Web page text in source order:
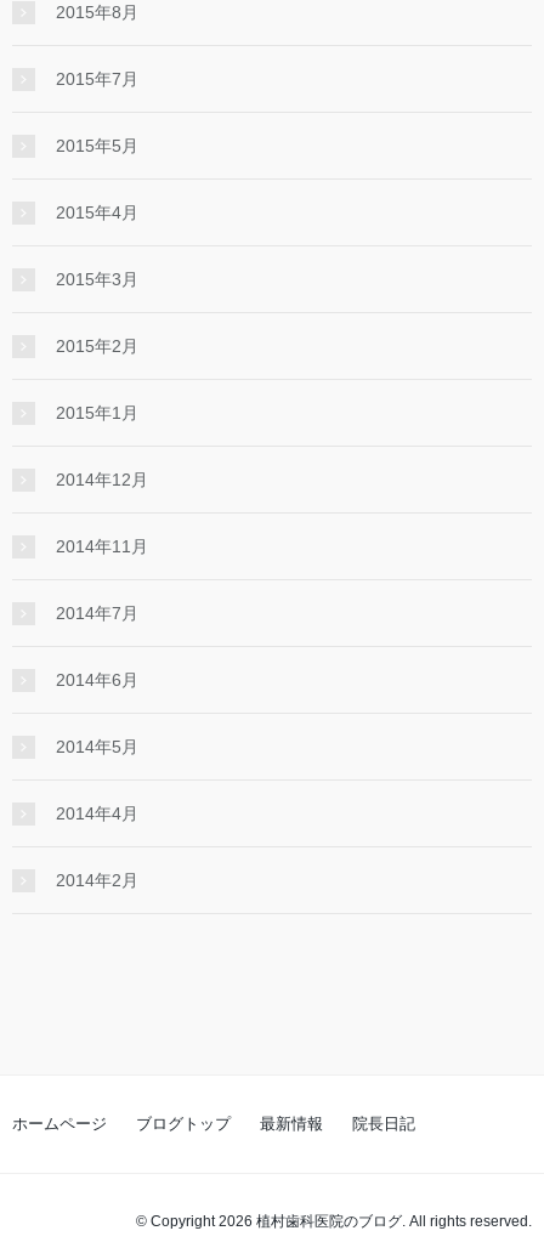
2015年8月
2015年7月
2015年5月
2015年4月
2015年3月
2015年2月
2015年1月
2014年12月
2014年11月
2014年7月
2014年6月
2014年5月
2014年4月
2014年2月
ホームページ ブログトップ 最新情報 院長日記
© Copyright 2026 植村歯科医院のブログ. All rights reserved.